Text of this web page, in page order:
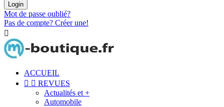
Login
Mot de passe oublié?
Pas de compte? Créer une!

ACCUEIL
  REVUES
Actualités et +
Automobile